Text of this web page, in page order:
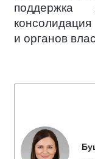
и органов